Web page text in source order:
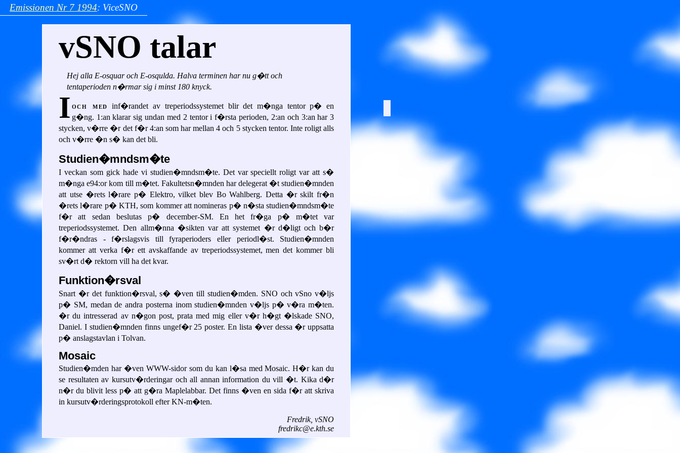
Emissionen Nr 7 1994: ViceSNO
vSNO talar
Hej alla E-osquar och E-osqulda. Halva terminen har nu g�tt och
tentaperioden n�rmar sig i minst 180 knyck.
I och med inf�randet av treperiodssystemet blir det m�nga tentor p� en
g�ng. 1:an klarar sig undan med 2 tentor i f�rsta perioden, 2:an och 3:an har 3
stycken, v�rre �r det f�r 4:an som har mellan 4 och 5 stycken tentor. Inte roligt alls
och v�rre �n s� kan det bli.
Studien�mndsm�te
I veckan som gick hade vi studien�mndsm�te. Det var speciellt roligt var att s�
m�nga e94:or kom till m�tet. Fakultetsn�mnden har delegerat �t studien�mnden
att utse �rets l�rare p� Elektro, vilket blev Bo Wahlberg. Detta �r skilt fr�n
�rets l�rare p� KTH, som kommer att nomineras p� n�sta studien�mndsm�te
f�r att sedan beslutas p� december-SM. En het fr�ga p� m�tet var
treperiodssystemet. Den allm�nna �sikten var att systemet �r d�ligt och b�r
f�r�ndras - f�rslagsvis till fyraperioders eller periodl�st. Studien�mnden
kommer att verka f�r ett avskaffande av treperiodssystemet, men det kommer bli
sv�rt d� rektorn vill ha det kvar.
Funktion�rsval
Snart �r det funktion�rsval, s� �ven till studien�mden. SNO och vSno v�ljs
p� SM, medan de andra posterna inom studien�mnden v�ljs p� v�ra m�ten.
�r du intresserad av n�gon post, prata med mig eller v�r h�gt �lskade SNO,
Daniel. I studien�mnden finns ungef�r 25 poster. En lista �ver dessa �r uppsatta
p� anslagstavlan i Tolvan.
Mosaic
Studien�mden har �ven WWW-sidor som du kan l�sa med Mosaic. H�r kan du
se resultaten av kursutv�rderingar och all annan information du vill �t. Kika d�r
n�r du blivit less p� att g�ra Maplelabbar. Det finns �ven en sida f�r att skriva
in kursutv�rderingsprotokoll efter KN-m�ten.
Fredrik, vSNO
fredrikc@e.kth.se